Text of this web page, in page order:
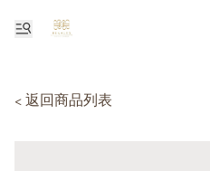
< 返回商品列表